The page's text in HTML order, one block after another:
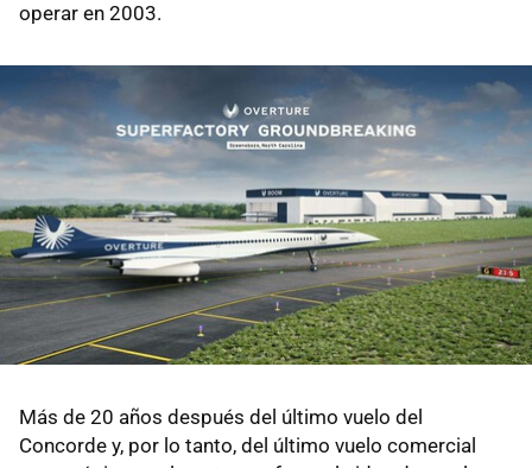
operar en 2003.
Más de 20 años después del último vuelo del
Concorde y, por lo tanto, del último vuelo comercial